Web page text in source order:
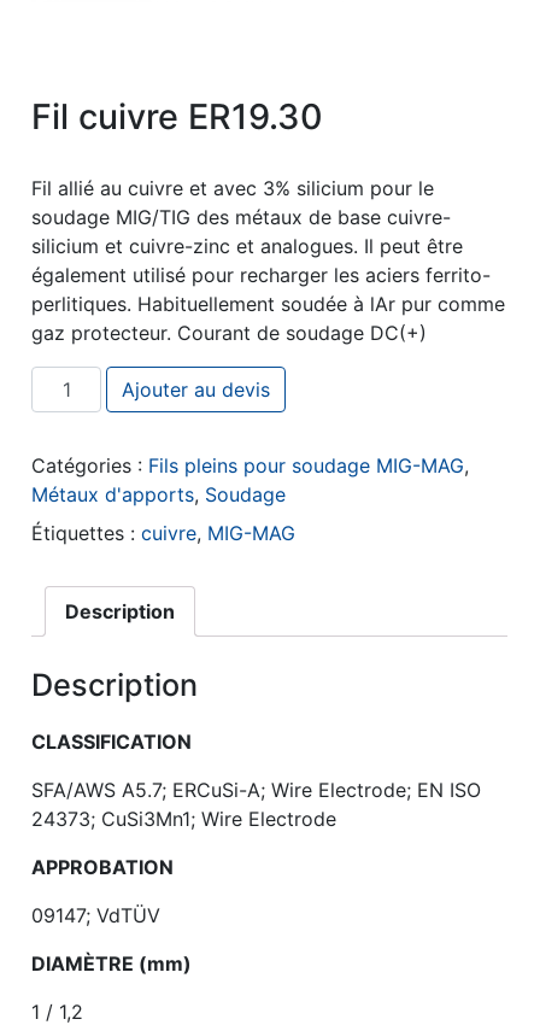
Fil cuivre ER19.30
Fil allié au cuivre et avec 3% silicium pour le
soudage MIG/TIG des métaux de base cuivre-
silicium et cuivre-zinc et analogues. Il peut être
également utilisé pour recharger les aciers ferrito-
perlitiques. Habituellement soudée à lAr pur comme
gaz protecteur. Courant de soudage DC(+)
quantité de Fil cuivre ER19.30
Ajouter au devis
Catégories : Fils pleins pour soudage MIG-MAG,
Métaux d'apports, Soudage
Étiquettes :cuivre, MIG-MAG
Description
Description
CLASSIFICATION
SFA/AWS A5.7; ERCuSi-A; Wire Electrode; EN ISO
24373; CuSi3Mn1; Wire Electrode
APPROBATION
09147; VdTÜV
DIAMÈTRE (mm)
1 / 1,2